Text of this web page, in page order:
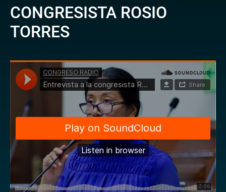
CONGRESISTA ROSIO
TORRES